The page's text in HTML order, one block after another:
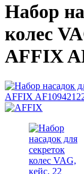
Набор
колес
AFFIX